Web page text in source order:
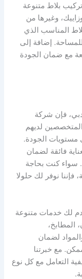
بلاط متنوعة
وغيرها من
المناسب الذي
إضافة إلى
مع ضمان الجودة
فإن شركة
لديهم
مستويات الجودة.
فائقة لضمان
سواء كنت بحاجة
فإننا نوفر لك حلولا
لك خدمات متنوعة
المطابخ،
لضمان
مع خبرتنا
التعامل مع كل نوع